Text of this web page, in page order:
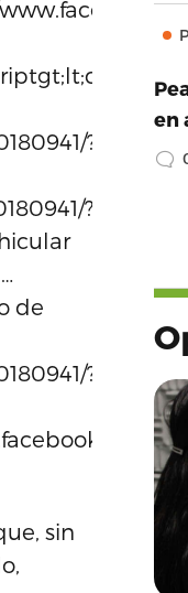
?
?
de
?
sin
en